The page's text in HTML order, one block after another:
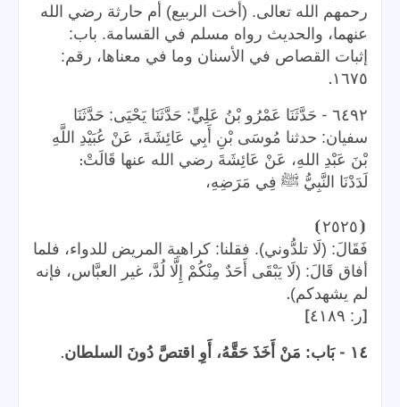
رحمهم الله تعالى. (أخت الربيع) أم حارثة رضي الله
عنهما، والحديث رواه مسلم في القسامة. باب:
إثبات القصاص في الأسنان وما في معناها، رقم:
١٦٧٥.
٦٤٩٢ - حَدَّثَنَا عَمْرُو بْنُ عَلِيٍّ: حَدَّثَنَا يَحْيَى: حَدَّثَنَا
سفيان: حدثنا مُوسَى بْنِ أَبِي عَائِشَةَ، عَنْ عُبَيْدِ اللَّهِ
بْنَ عَبْدِ اللهِ، عَنْ عَائِشَةَ رضي الله عنها قَالَتْ:
لَدَدْنَا النَّبِيُّ ﷺ فِي مَرَضِهِ،
⦗٢٥٢٥ ⦘
فَقَالَ: (لَا تلدُّوني). فقلنا: كراهية المريض للدواء، فلما
أفاق قَالَ: (لَا يَبْقَى أَحَدٌ مِنْكُمْ إِلَّا لُدَّ، غير العبَّاس، فإنه
لم يشهدكم).
[ر: ٤١٨٩ ]
١٤ -بَاب: مَنْ أَخَذَ حَقَّهُ، أَوِ اقتصَّ دُونَ السلطان.